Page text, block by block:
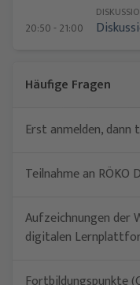
20:50 - 21:00
Häufige Fragen
Erst anmelden, dann
Teilnahme an RÖKO
Aufzeichnungen der
digitalen